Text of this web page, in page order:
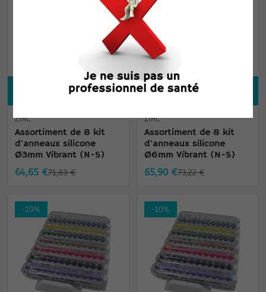
Ajouter au panier
ZIRC
Assortiment de 8 kit
d'anneaux silicone
Ø3mm Vibrant (N-S)
64,65 €71,83 €
Ajouter au panier
ZIRC
Assortiment de 8 kit
d'anneaux silicone
Ø6mm Vibrant (N-S)
65,90 €73,22 €
-10% -10%